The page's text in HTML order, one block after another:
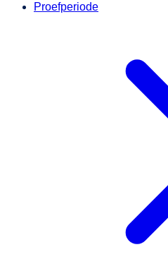
Proefperiode